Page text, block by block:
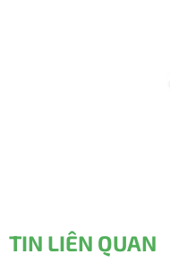
TIN LIÊN QUAN